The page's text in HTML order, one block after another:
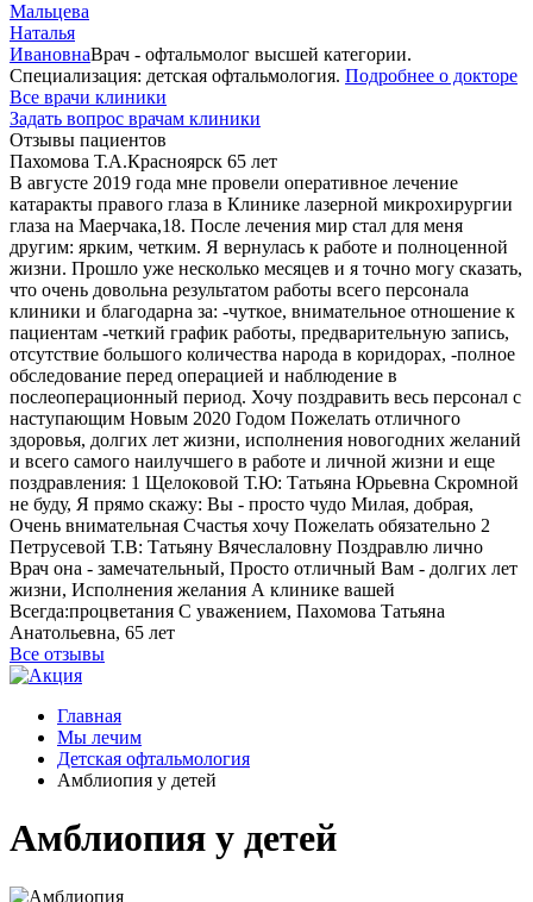
Мальцева
Наталья
ИвановнаВрач - офтальмолог высшей категории.
Специализация: детская офтальмология. Подробнее о докторе
Все врачи клиники
Задать вопрос врачам клиники
Отзывы пациентов
Пахомова Т.А.Красноярск 65 лет
В августе 2019 года мне провели оперативное лечение
катаракты правого глаза в Клинике лазерной микрохирургии
глаза на Маерчака,18. После лечения мир стал для меня
другим: ярким, четким. Я вернулась к работе и полноценной
жизни. Прошло уже несколько месяцев и я точно могу сказать,
что очень довольна результатом работы всего персонала
клиники и благодарна за: -чуткое, внимательное отношение к
пациентам -четкий график работы, предварительную запись,
отсутствие большого количества народа в коридорах, -полное
обследование перед операцией и наблюдение в
послеоперационный период. Хочу поздравить весь персонал с
наступающим Новым 2020 Годом Пожелать отличного
здоровья, долгих лет жизни, исполнения новогодних желаний
и всего самого наилучшего в работе и личной жизни и еще
поздравления: 1 Щелоковой Т.Ю: Татьяна Юрьевна Скромной
не буду, Я прямо скажу: Вы - просто чудо Милая, добрая,
Очень внимательная Счастья хочу Пожелать обязательно 2
Петрусевой Т.В: Татьяну Вячеслаловну Поздравлю лично
Врач она - замечательный, Просто отличный Вам - долгих лет
жизни, Исполнения желания А клинике вашей
Всегда:процветания С уважением, Пахомова Татьяна
Анатольевна, 65 лет
Все отзывы
Главная
Мы лечим
Детская офтальмология
Амблиопия у детей
Амблиопия у детей